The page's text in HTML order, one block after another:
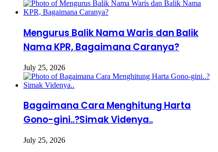
Mengurus Balik Nama Waris dan Balik
Nama KPR, Bagaimana Caranya?
July 25, 2026
Bagaimana Cara Menghitung Harta
Gono-gini..?Simak Videnya..
July 25, 2026